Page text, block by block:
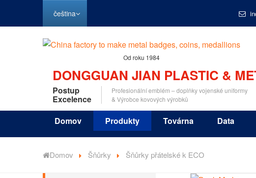
čeština
Od roku 1984
DONGGUAN JIAN PLASTIC &
Postup
Excelence
Profesionální emblém – doplňky vojenské uniformy
& Výrobce kovových výrobků
Domov Produkty Továrna Data
Domov Šňůrky Šňůrky přátelské k ECO